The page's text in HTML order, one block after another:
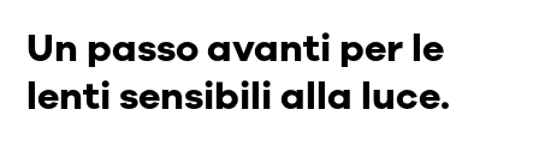
Un passo avanti per le
lenti sensibili alla luce.